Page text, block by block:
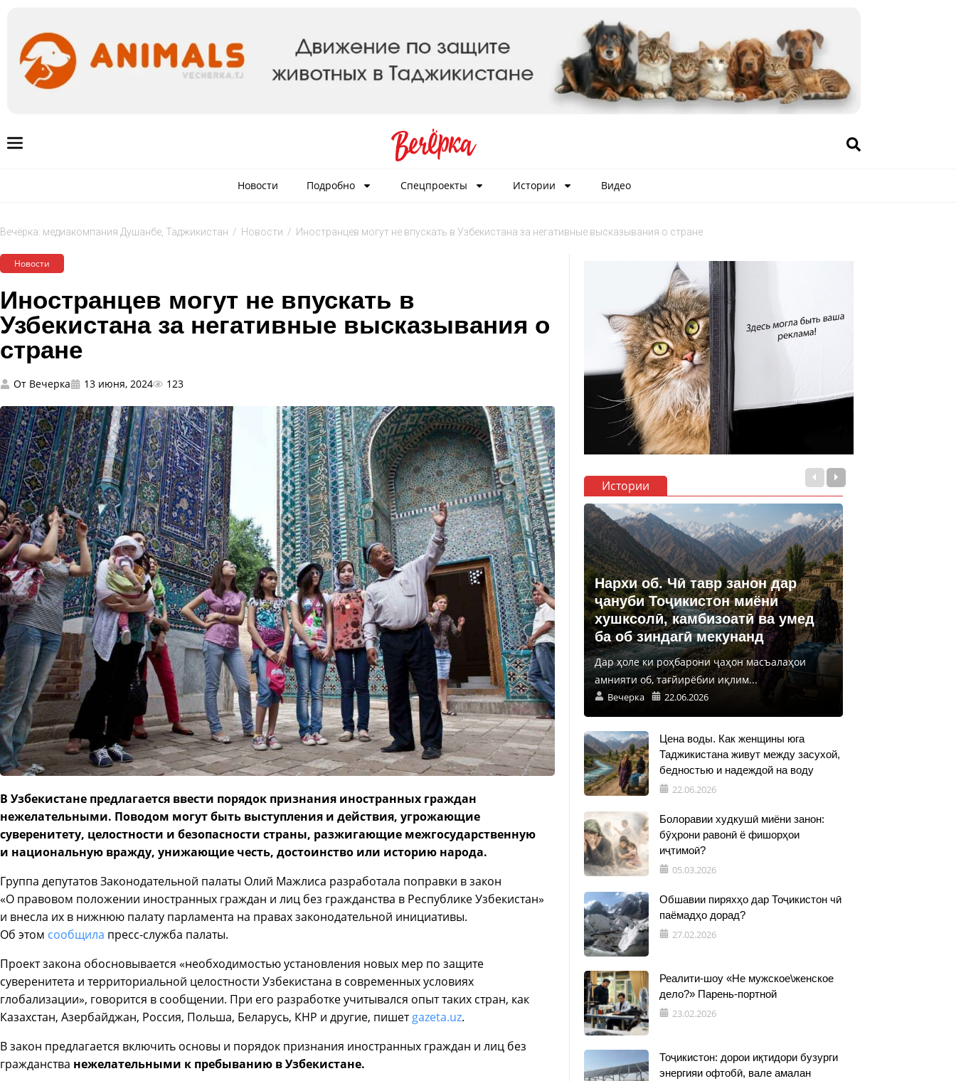
Новости Подробно Спецпроекты Истории Видео
Вечёрка: медиакомпания Душанбе, Таджикистан / Новости / Иностранцев могут не впускать в Узбекистана за негативные высказывания о стране
Новости
Иностранцев могут не впускать в
Узбекистана за негативные высказывания о
стране
От Вечерка 13 июня, 2024 123
В Узбекистане предлагается ввести порядок признания иностранных граждан
нежелательными. Поводом могут быть выступления и действия, угрожающие
суверенитету, целостности и безопасности страны, разжигающие межгосударственную
и национальную вражду, унижающие честь, достоинство или историю народа.
Группа депутатов Законодательной палаты Олий Мажлиса разработала поправки в закон
«О правовом положении иностранных граждан и лиц без гражданства в Республике Узбекистан»
и внесла их в нижнюю палату парламента на правах законодательной инициативы.
Об этом сообщила пресс-служба палаты.
Проект закона обосновывается «необходимостью установления новых мер по защите
суверенитета и территориальной целостности Узбекистана в современных условиях
глобализации», говорится в сообщении. При его разработке учитывался опыт таких стран, как
Казахстан, Азербайджан, Россия, Польша, Беларусь, КНР и другие, пишетgazeta.uz.
В закон предлагается включить основы и порядок признания иностранных граждан и лиц без
гражданства нежелательными к пребыванию в Узбекистане.
Истории
Нархи об. Чӣ тавр занон дар
ҷануби Тоҷикистон миёни
хушксолӣ, камбизоатӣ ва умед
ба об зиндагӣ мекунанд
Дар ҳоле ки роҳбарони ҷаҳон масъалаҳои
амнияти об, тағйирёбии иқлим...
Вечерка 22.06.2026
Цена воды. Как женщины юга
Таджикистана живут между засухой,
бедностью и надеждой на воду
22.06.2026
Болоравии худкушӣ миёни занон:
бӯҳрони равонӣ ё фишорҳои
иҷтимоӣ?
05.03.2026
Обшавии пиряхҳо дар Тоҷикистон чӣ
паёмадҳо дорад?
27.02.2026
Реалити-шоу «Не мужское\женское
дело?» Парень-портной
23.02.2026
Тоҷикистон: дорои иқтидори бузурги
энергияи офтобӣ, вале амалан